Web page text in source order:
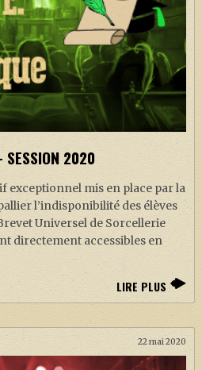
SESSION 2020
exceptionnel mis en place par la
l’indisponibilité des élèves
Universel de Sorcellerie
directement accessibles en
LIRE PLUS
22 mai 2020